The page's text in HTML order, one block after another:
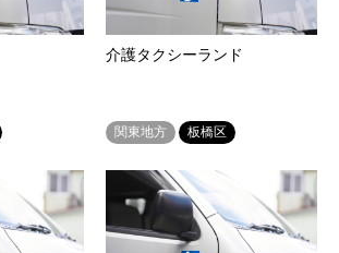
介護タクシーランド
関東地方 板橋区